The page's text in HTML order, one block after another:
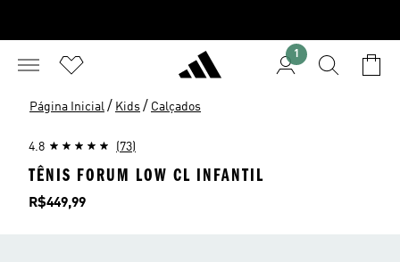
1
Página Inicial / Kids / Calçados
4.8 (73)
TÊNIS FORUM LOW CL INFANTIL
Preço
R$449,99